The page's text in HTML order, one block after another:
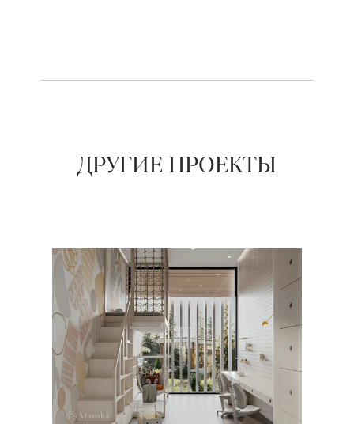
ДРУГИЕ ПРОЕКТЫ